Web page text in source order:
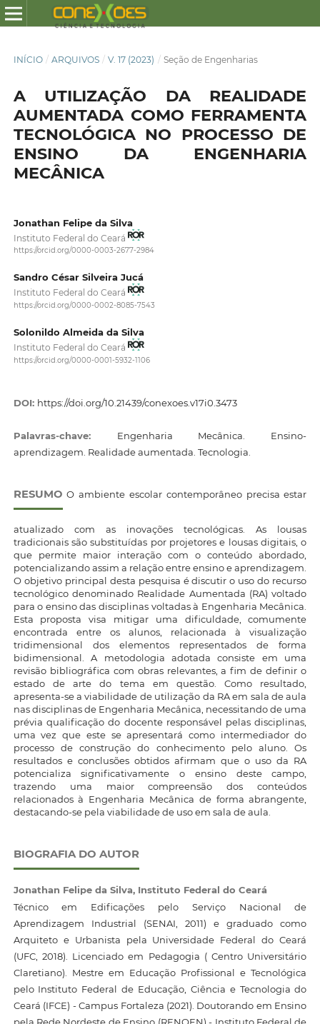
INÍCIO / ARQUIVOS / V. 17 (2023) / Seção de Engenharias
A UTILIZAÇÃO DA REALIDADE
AUMENTADA COMO FERRAMENTA
TECNOLÓGICA NO PROCESSO DE
ENSINO DA ENGENHARIA
MECÂNICA
Jonathan Felipe da Silva
Instituto Federal do Ceará
https://orcid.org/0000-0003-2677-2984
Sandro César Silveira Jucá
Instituto Federal do Ceará
https://orcid.org/0000-0002-8085-7543
Solonildo Almeida da Silva
Instituto Federal do Ceará
https://orcid.org/0000-0001-5932-1106
DOI: https://doi.org/10.21439/conexoes.v17i0.3473
Palavras-chave: Engenharia Mecânica. Ensino-
aprendizagem. Realidade aumentada. Tecnologia.
RESUMO O ambiente escolar contemporâneo precisa estar
atualizado com as inovações tecnológicas. As lousas
tradicionais são substituídas por projetores e lousas digitais, o
que permite maior interação com o conteúdo abordado,
potencializando assim a relação entre ensino e aprendizagem.
O objetivo principal desta pesquisa é discutir o uso do recurso
tecnológico denominado Realidade Aumentada (RA) voltado
para o ensino das disciplinas voltadas à Engenharia Mecânica.
Esta proposta visa mitigar uma dificuldade, comumente
encontrada entre os alunos, relacionada à visualização
tridimensional dos elementos representados de forma
bidimensional. A metodologia adotada consiste em uma
revisão bibliográfica com obras relevantes, a fim de definir o
estado de arte do tema em questão. Como resultado,
apresenta-se a viabilidade de utilização da RA em sala de aula
nas disciplinas de Engenharia Mecânica, necessitando de uma
prévia qualificação do docente responsável pelas disciplinas,
uma vez que este se apresentará como intermediador do
processo de construção do conhecimento pelo aluno. Os
resultados e conclusões obtidos afirmam que o uso da RA
potencializa significativamente o ensino deste campo,
trazendo uma maior compreensão dos conteúdos
relacionados à Engenharia Mecânica de forma abrangente,
destacando-se pela viabilidade de uso em sala de aula.
BIOGRAFIA DO AUTOR
Jonathan Felipe da Silva, Instituto Federal do Ceará
Técnico em Edificações pelo Serviço Nacional de
Aprendizagem Industrial (SENAI, 2011) e graduado como
Arquiteto e Urbanista pela Universidade Federal do Ceará
(UFC, 2018). Licenciado em Pedagogia ( Centro Universitário
Claretiano). Mestre em Educação Profissional e Tecnológica
pelo Instituto Federal de Educação, Ciência e Tecnologia do
Ceará (IFCE) - Campus Fortaleza (2021). Doutorando em Ensino